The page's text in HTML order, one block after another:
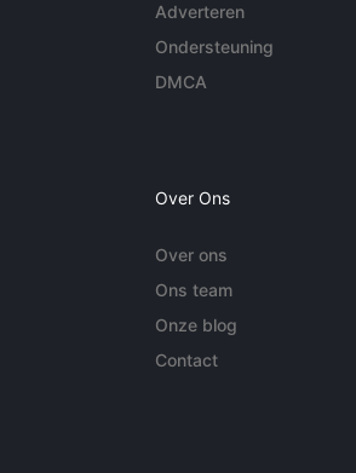
Adverteren
Ondersteuning
DMCA
Over Ons
Over ons
Ons team
Onze blog
Contact